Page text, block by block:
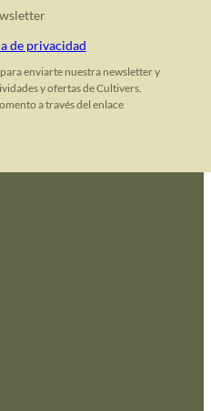
de privacidad
enviarte nuestra newsletter y
y ofertas de Cultivers.
a través del enlace